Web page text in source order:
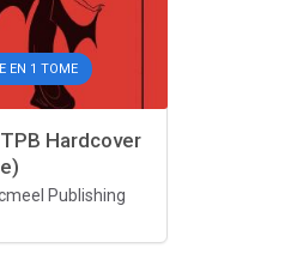
EN 1 TOME
Hardcover
Publishing